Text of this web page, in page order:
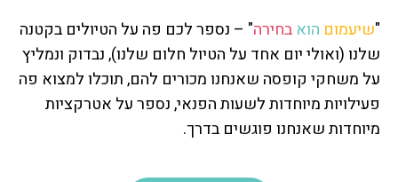
"שיעמום הוא בחירה" – נספר לכם פה על הטיולים בקטנה
שלנו (ואולי יום אחד על הטיול חלום שלנו), נבדוק ונמליץ
על משחקי קופסה שאנחנו מכורים להם, תוכלו למצוא פה
פעילויות מיוחדות לשעות הפנאי, נספר על אטרקציות
מיוחדות שאנחנו פוגשים בדרך.